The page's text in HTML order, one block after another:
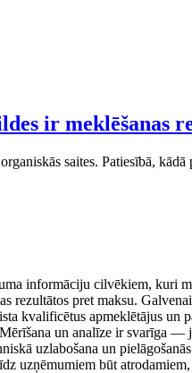
ir meklēšanas
saites. Patiesībā, kādā
informāciju cilvēkiem, kuri
rezultātos pret maksu.
kvalificētus apmeklētājus
un analīze ir svarīga —
uzlabošana un
uzņēmumiem būt